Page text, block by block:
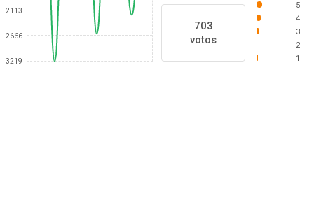
2113
2666
3219
703
votos
5
4
3
2
1